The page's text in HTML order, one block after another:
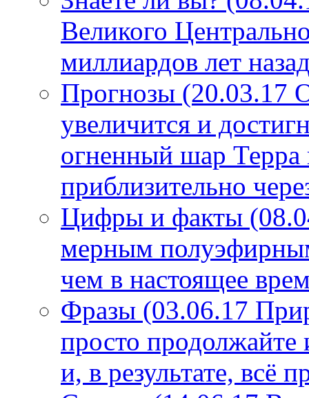
Великого
миллиардов лет
Прогнозы (20.03.17
увеличится и
огненный шар Терра
приблизительно
Цифры и факты
мерным
чем в настоящее
Фразы (03.06.17
просто продолжайте
и, в результате, всё